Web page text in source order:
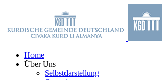
springen
Home
Über Uns
Selbstdarstellung